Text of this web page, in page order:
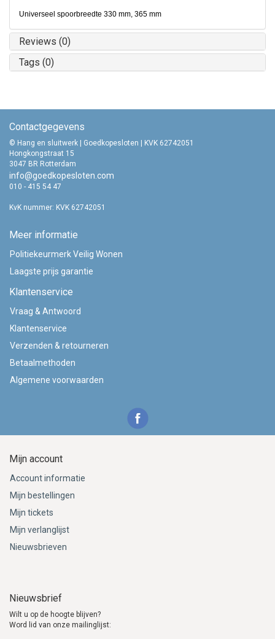
Universeel spoorbreedte 330 mm, 365 mm
Reviews (0)
Tags (0)
Contactgegevens
© Hang en sluitwerk | Goedkopesloten | KVK 62742051
Hongkongstraat 15
3047 BR Rotterdam
info@goedkopesloten.com
010 - 415 54 47
KvK nummer: KVK 62742051
Meer informatie
Politiekeurmerk Veilig Wonen
Laagste prijs garantie
Klantenservice
Vraag & Antwoord
Klantenservice
Verzenden & retourneren
Betaalmethoden
Algemene voorwaarden
Mijn account
Account informatie
Mijn bestellingen
Mijn tickets
Mijn verlanglijst
Nieuwsbrieven
Nieuwsbrief
Wilt u op de hoogte blijven?
Word lid van onze mailinglijst: